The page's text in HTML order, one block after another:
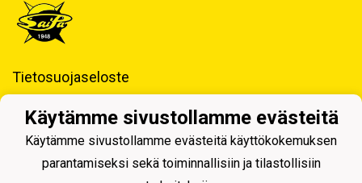
Tietosuojaseloste
Saimaan Pallo - SaiPa ry
Käynti- ja postiosoite ja Laskutustiedot
Käytämme sivustollamme evästeitä
Käytämme sivustollamme evästeitä käyttökokemuksen
parantamiseksi sekä toiminnallisiin ja tilastollisiin